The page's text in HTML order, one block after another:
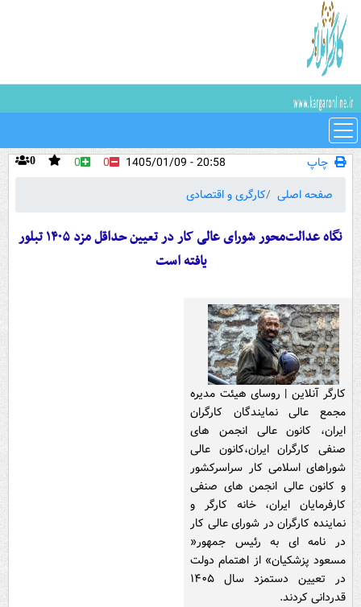
چاپ 0 0 0
20:58 - 1405/01/09
صفحه اصلی
کارگری و اقتصادی
نگاه عدالت‌محور شورای عالی کار در تعیین حداقل مزد ۱۴۰۵ تبلور
یافته است
کارگر آنلاین | روسای هیئت مدیره
مجمع عالی نمایندگان کارگران
ایران، کانون عالی انجمن های
صنفی کارگران ایران،کانون عالی
شوراهای اسلامی کار سراسرکشور
و کانون عالی انجمن های صنفی
کارفرمایان ایران، خانه کارگر و
نماینده کارگران در شورای عالی کار
در نامه ای به رئیس جمهور«
مسعود پزشکیان» از اهتمام دولت
در تعیین دستمزد سال ۱۴۰۵
قدردانی کردند.